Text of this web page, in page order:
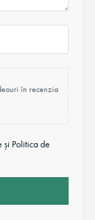
în recenzia
și Politica de